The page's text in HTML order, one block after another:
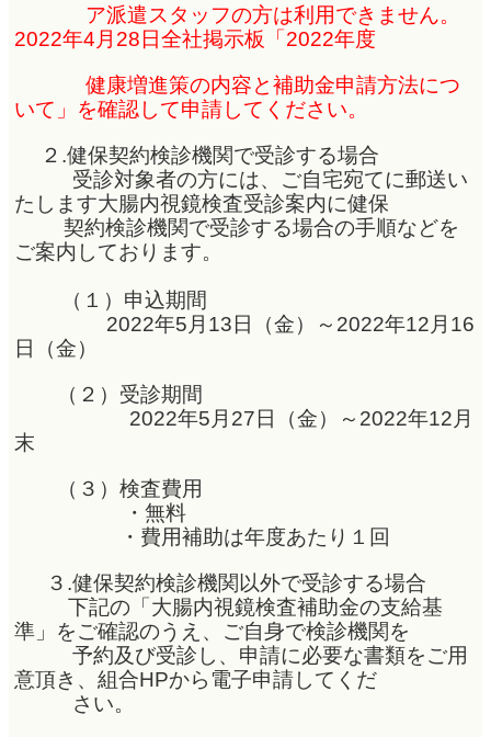
ア派遣スタッフの方は利用できません。
2022年4月28日全社掲示板「2022年度
健康増進策の内容と補助金申請方法につ
いて」を確認して申請してく ださい。
２.健保契約検診機関で受診する場合
受診対象者の方には、ご自宅宛てに郵送い
たします大腸内視鏡検査受診案内に健保
契約検診機関で受診する場合の手順などを
ご案内しております。
（１）申込期間
2022年5月13日（金）～2022年12月16
日（金）
（２）受診期間
2022年5月27日（金）～2022年12月
末
（３）検査費用
・無料
・費用補助は年度あたり１回
３.健保契約検診機関以外で受診する場合
下記の「大腸内視鏡検査補助金の支給基
準」をご確認のうえ、ご自身で検診機関を
予約及び受診し、申請に必要な書類をご用
意頂き、組合HPから電子申請してくだ
さい。